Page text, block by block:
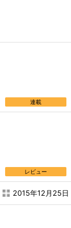
連載
レビュー
2015年12月25日